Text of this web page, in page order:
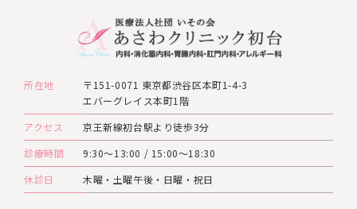
所在地
〒151-0071 東京都渋谷区本町1-4-3
エバーグレイス本町1階
アクセス
京王新線初台駅より徒歩3分
診療時間
9:30～13:00 / 15:00～18:30
休診日
木曜・土曜午後・日曜・祝日